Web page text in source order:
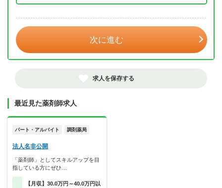
次に進む
求人を保存する
最近見た薬剤師求人
パート・アルバイト 調剤薬局
法人名非公開
「薬剤師」としてスキルアップを目
指している方にぜひ…
【月収】30.0万円～40.0万円以